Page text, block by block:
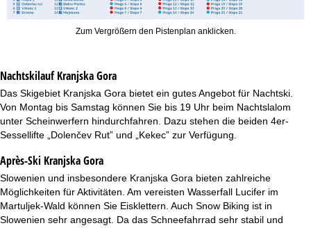
Zum Vergrößern den Pistenplan anklicken.
NachtskilaufKranjska Gora
Das Skigebiet Kranjska Gora bietet ein gutes Angebot für Nachtski.
Von Montag bis Samstag können Sie bis 19 Uhr beim Nachtslalom
unter Scheinwerfern hindurchfahren. Dazu stehen die beiden 4er-
Sessellifte „Dolenčev Rut” und „Kekec” zur Verfügung.
Après-Ski Kranjska Gora
Slowenien und insbesondere Kranjska Gora bieten zahlreiche
Möglichkeiten für Aktivitäten. Am vereisten Wasserfall Lucifer im
Martuljek-Wald können Sie Eisklettern. Auch Snow Biking ist in
Slowenien sehr angesagt. Da das Schneefahrrad sehr stabil und